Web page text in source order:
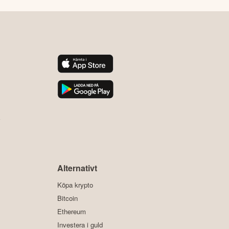
Alternativt
Köpa krypto
Bitcoin
Ethereum
Investera i guld